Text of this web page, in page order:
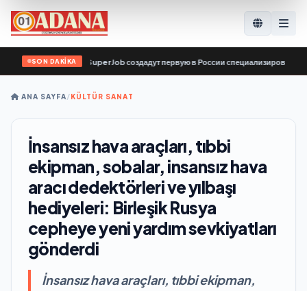
SON DAKİKA
поиску работы SuperJob создадут первую в России специализированную
ANA SAYFA/KÜLTÜR SANAT
İnsansız hava araçları, tıbbi
ekipman, sobalar, insansız hava
aracı dedektörleri ve yılbaşı
hediyeleri: Birleşik Rusya
cepheye yeni yardım sevkiyatları
gönderdi
İnsansız hava araçları, tıbbi ekipman,